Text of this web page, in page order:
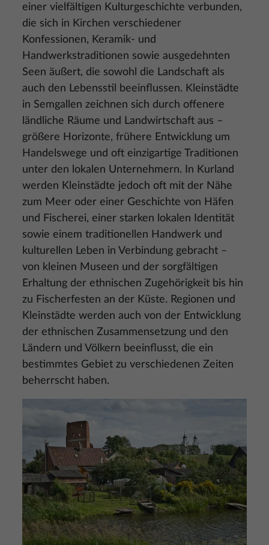
einer vielfältigen Kulturgeschichte verbunden,
die sich in Kirchen verschiedener
Konfessionen, Keramik- und
Handwerkstraditionen sowie ausgedehnten
Seen äußert, die sowohl die Landschaft als
auch den Lebensstil beeinflussen. Kleinstädte
in Semgallen zeichnen sich durch offenere
ländliche Räume und Landwirtschaft aus –
größere Horizonte, frühere Entwicklung um
Handelswege und oft einzigartige Traditionen
unter den lokalen Unternehmern. In Kurland
werden Kleinstädte jedoch oft mit der Nähe
zum Meer oder einer Geschichte von Häfen
und Fischerei, einer starken lokalen Identität
sowie einem traditionellen Handwerk und
kulturellen Leben in Verbindung gebracht –
von kleinen Museen und der sorgfältigen
Erhaltung der ethnischen Zugehörigkeit bis hin
zu Fischerfesten an der Küste. Regionen und
Kleinstädte werden auch von der Entwicklung
der ethnischen Zusammensetzung und den
Ländern und Völkern beeinflusst, die ein
bestimmtes Gebiet zu verschiedenen Zeiten
beherrscht haben.